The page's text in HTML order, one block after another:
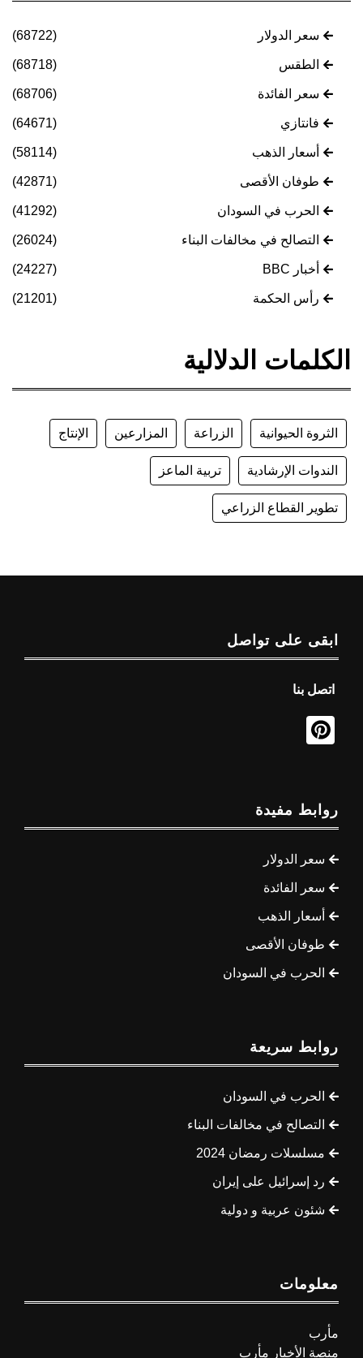
سعر الدولار (68722)
الطقس (68718)
سعر الفائدة (68706)
فانتازي (64671)
أسعار الذهب (58114)
طوفان الأقصى (42871)
الحرب في السودان (41292)
التصالح في مخالفات البناء (26024)
أخبار BBC (24227)
رأس الحكمة (21201)
الكلمات الدلالية
الثروة الحيوانية الزراعة المزارعين الإنتاج
الندوات الإرشادية تربية الماعز
تطوير القطاع الزراعي
ابقى على تواصل
اتصل بنا
روابط مفيدة
سعر الدولار
سعر الفائدة
أسعار الذهب
طوفان الأقصى
الحرب في السودان
روابط سريعة
الحرب في السودان
التصالح في مخالفات البناء
مسلسلات رمضان 2024
رد إسرائيل على إيران
شئون عربية و دولية
معلومات
مأرب
منصة الأخبار مأرب